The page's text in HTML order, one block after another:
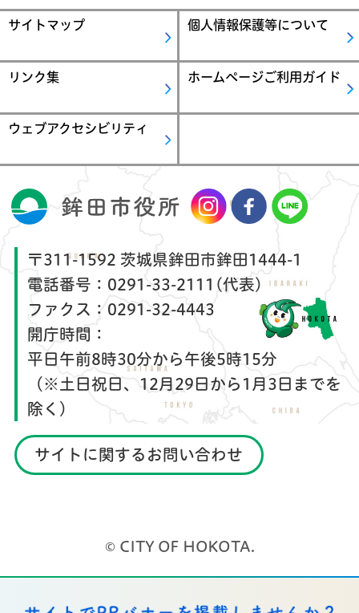
サイトマップ 個人情報保護等について
リンク集 ホームページご利用ガイド
ウェブアクセシビリティ
〒311-1592 茨城県鉾田市鉾田1444-1
電話番号： 0291-33-2111(代表)
ファクス： 0291-32-4443
開庁時間：
平日午前8時30分から午後5時15分
（※土日祝日、12月29日から1月3日までを
除く）
サイトに関するお問い合わせ
© CITY OF HOKOTA.